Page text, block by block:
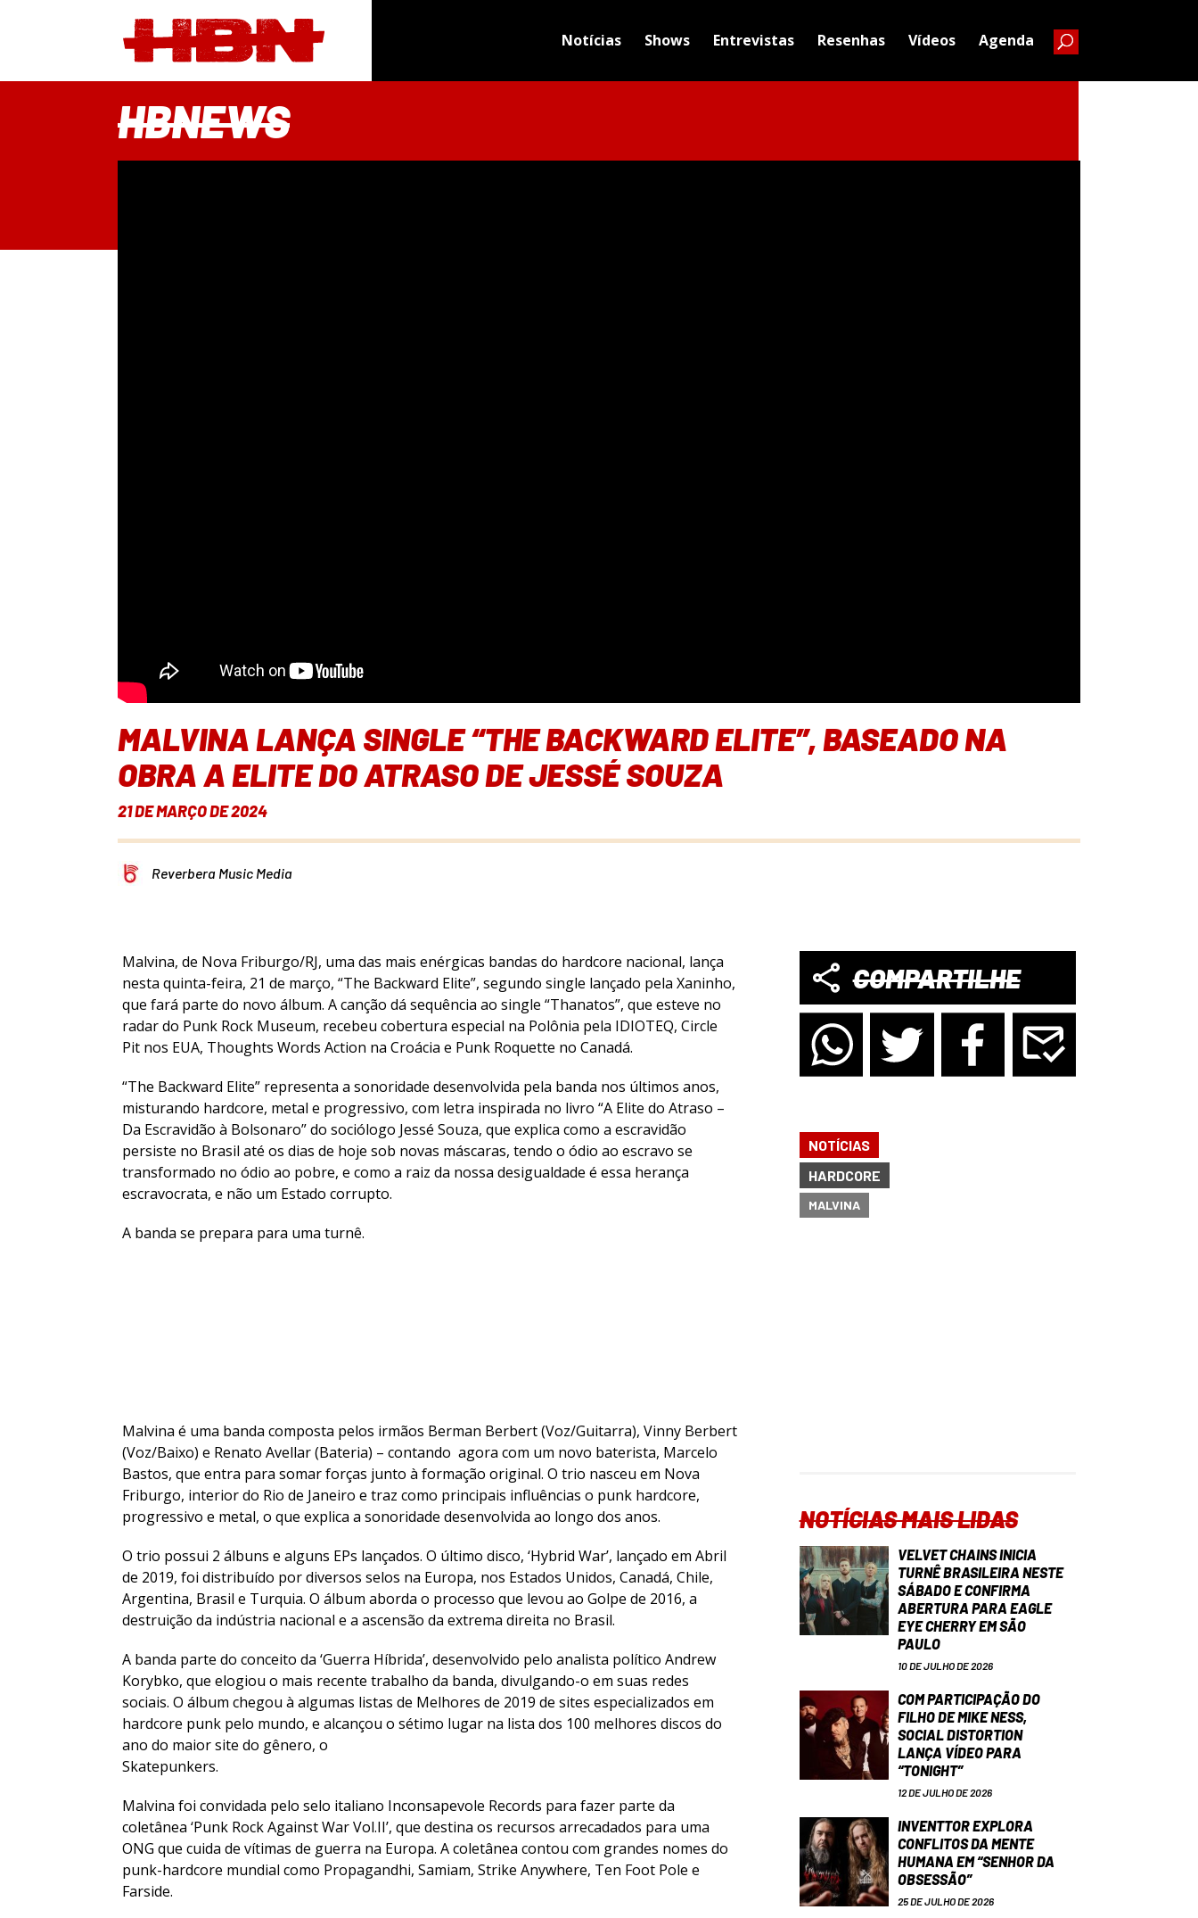
Notícias Shows Entrevistas Resenhas Vídeos Agenda
HBNEWS
MALVINA LANÇA SINGLE “THE BACKWARD ELITE”, BASEADO NA
OBRA A ELITE DO ATRASO DE JESSÉ SOUZA
21 DE MARÇO DE 2024
Reverbera Music Media
Malvina, de Nova Friburgo/RJ, uma das mais enérgicas bandas do hardcore nacional, lança
nesta quinta-feira, 21 de março, “The Backward Elite”, segundo single lançado pela Xaninho,
que fará parte do novo álbum. A canção dá sequência ao single “Thanatos”, que esteve no
radar do Punk Rock Museum, recebeu cobertura especial na Polônia pela IDIOTEQ, Circle
Pit nos EUA, Thoughts Words Action na Croácia e Punk Roquette no Canadá.
“The Backward Elite” representa a sonoridade desenvolvida pela banda nos últimos anos,
misturando hardcore, metal e progressivo, com letra inspirada no livro “A Elite do Atraso –
Da Escravidão à Bolsonaro” do sociólogo Jessé Souza, que explica como a escravidão
persiste no Brasil até os dias de hoje sob novas máscaras, tendo o ódio ao escravo se
transformado no ódio ao pobre, e como a raiz da nossa desigualdade é essa herança
escravocrata, e não um Estado corrupto.
A banda se prepara para uma turnê.
Malvina é uma banda composta pelos irmãos Berman Berbert (Voz/Guitarra), Vinny Berbert
(Voz/Baixo) e Renato Avellar (Bateria) – contando agora com um novo baterista, Marcelo
Bastos, que entra para somar forças junto à formação original. O trio nasceu em Nova
Friburgo, interior do Rio de Janeiro e traz como principais influências o punk hardcore,
progressivo e metal, o que explica a sonoridade desenvolvida ao longo dos anos.
O trio possui 2 álbuns e alguns EPs lançados. O último disco, ‘Hybrid War’, lançado em Abril
de 2019, foi distribuído por diversos selos na Europa, nos Estados Unidos, Canadá, Chile,
Argentina, Brasil e Turquia. O álbum aborda o processo que levou ao Golpe de 2016, a
destruição da indústria nacional e a ascensão da extrema direita no Brasil.
A banda parte do conceito da ‘Guerra Híbrida’, desenvolvido pelo analista político Andrew
Korybko, que elogiou o mais recente trabalho da banda, divulgando-o em suas redes
sociais. O álbum chegou à algumas listas de Melhores de 2019 de sites especializados em
hardcore punk pelo mundo, e alcançou o sétimo lugar na lista dos 100 melhores discos do
ano do maior site do gênero, o
Skatepunkers.
Malvina foi convidada pelo selo italiano Inconsapevole Records para fazer parte da
coletânea ‘Punk Rock Against War Vol.II’, que destina os recursos arrecadados para uma
ONG que cuida de vítimas de guerra na Europa. A coletânea contou com grandes nomes do
punk-hardcore mundial como Propagandhi, Samiam, Strike Anywhere, Ten Foot Pole e
Farside.
COMPARTILHE
NOTÍCIAS
HARDCORE
MALVINA
NOTÍCIAS MAIS LIDAS
VELVET CHAINS INICIA
TURNÊ BRASILEIRA NESTE
SÁBADO E CONFIRMA
ABERTURA PARA EAGLE
EYE CHERRY EM SÃO
PAULO
10 DE JULHO DE 2026
COM PARTICIPAÇÃO DO
FILHO DE MIKE NESS,
SOCIAL DISTORTION
LANÇA VÍDEO PARA
“TONIGHT”
12 DE JULHO DE 2026
INVENTTOR EXPLORA
CONFLITOS DA MENTE
HUMANA EM “SENHOR DA
OBSESSÃO”
25 DE JULHO DE 2026